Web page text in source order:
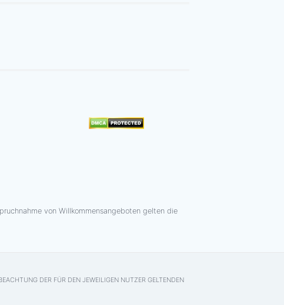
von Willkommensangeboten gelten die
DER FÜR DEN JEWEILIGEN NUTZER GELTENDEN